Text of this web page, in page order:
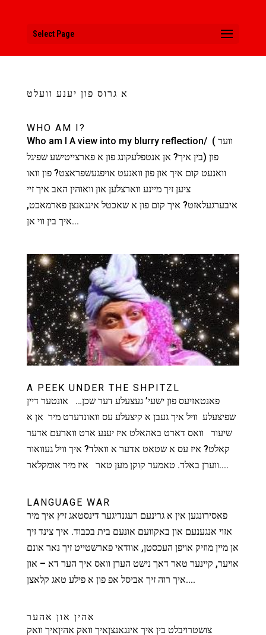
Select Page
א גרוס פון יענע וועלט
WHO AM I?
Who am I A view into my blurry reflection/ ( ווער
בין איך? אן אנטפלעקונג פון א פארצייטישע שפיגל) פון
וואנעט קום איך און פון וואנעט אויפגעשפראצט? פון וואו
ציען זיך מיינע ווארצלען און וואוהין האב איך זיי
איבערגעלאזט? איך קום פון א שאכטל אינגאנצן פארמאכט,
איך בין ווי אן...
A PEEK UNDER THE SHPITZL
פאנטאזיעס פון ישעי’ געצעלע דער שכן… אונטער דיין
שפיצעלע וויל איך געבן א קיצעלע עס וואונדערט מיר אן א
שיעור וואס דארט באהאלט איז יענע ארט ווארעם אדער
קאלט? איז עס א שטאט אדער א וואלד? איך וויל געוואור
ווערן באלד. טאמער קוקן מען טאר איז מיר אומקלאר....
LANGUAGE WAR
פאסירונגען אין א גרינעם רעגנדיגער דינסטאג זיץ איך מיר
אזוי אנגענעם און באקוועם אונעם בית בכבוד. איך צינד זיך
אן מיין מוזיק אויפן העכסטן, אוודאי פארשטייט זיך נאר אונם
אויער, קיינער טאר דאך נישט הערן וואס איך הער דא – און
איך רוה זיך אביסל אפ פון א פילע טאג קלאצן....
אהין און אהער
צושטרויבלט בין איך אינגאנצןאיך וואק אהיןאיך וואק